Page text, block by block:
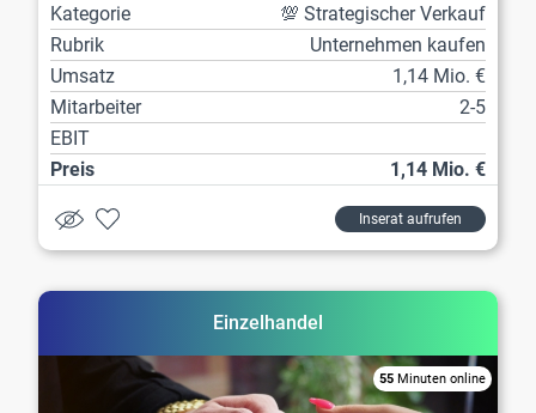
Kategorie
💯 Strategischer Verkauf
Rubrik
Unternehmen kaufen
Umsatz
1,14 Mio. €
Mitarbeiter
2-5
EBIT
Preis
1,14 Mio. €
Inserat aufrufen
Einzelhandel
55 Minuten online